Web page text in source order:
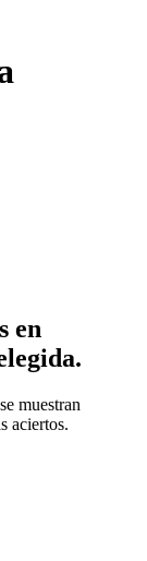
en
muestran
aciertos.